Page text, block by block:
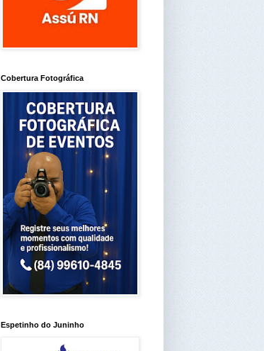
Cobertura Fotográfica
Espetinho do Juninho